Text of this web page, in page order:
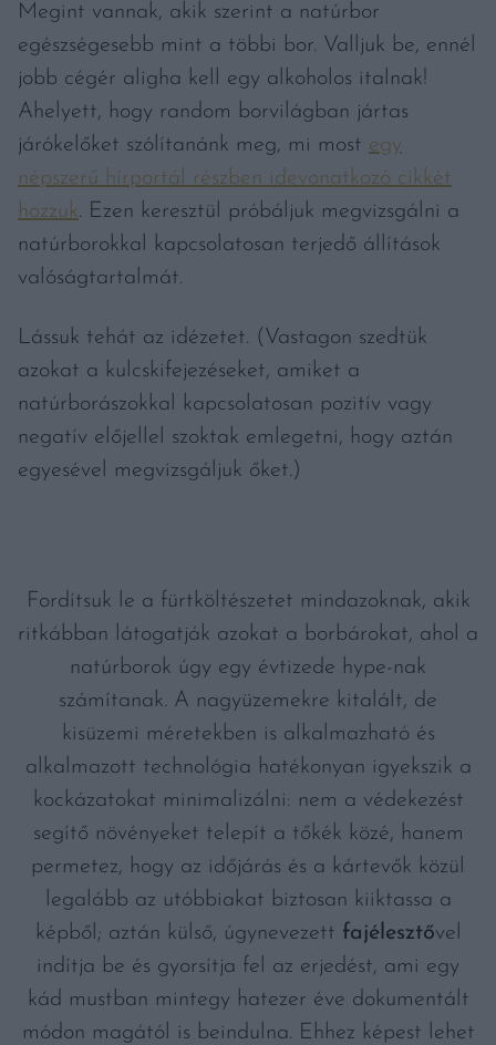
Megint vannak, akik szerint a natúrbor
egészségesebb mint a többi bor. Valljuk be, ennél
jobb cégér aligha kell egy alkoholos italnak!
Ahelyett, hogy random borvilágban jártas
járókelőket szólítanánk meg, mi most egy
népszerű hírportál részben idevonatkozó cikkét
hozzuk. Ezen keresztül próbáljuk megvizsgálni a
natúrborokkal kapcsolatosan terjedő állítások
valóságtartalmát.
Lássuk tehát az idézetet. (Vastagon szedtük
azokat a kulcskifejezéseket, amiket a
natúrborászokkal kapcsolatosan pozitív vagy
negatív előjellel szoktak emlegetni, hogy aztán
egyesével megvizsgáljuk őket.)
Fordítsuk le a fürtköltészetet mindazoknak, akik
ritkábban látogatják azokat a borbárokat, ahol a
natúrborok úgy egy évtizede hype-nak
számítanak. A nagyüzemekre kitalált, de
kisüzemi méretekben is alkalmazható és
alkalmazott technológia hatékonyan igyekszik a
kockázatokat minimalizálni: nem a védekezést
segítő növényeket telepít a tőkék közé, hanem
permetez, hogy az időjárás és a kártevők közül
legalább az utóbbiakat biztosan kiiktassa a
képből; aztán külső, úgynevezett fajélesztővel
indítja be és gyorsítja fel az erjedést, ami egy
kád mustban mintegy hatezer éve dokumentált
módon magától is beindulna. Ehhez képest lehet